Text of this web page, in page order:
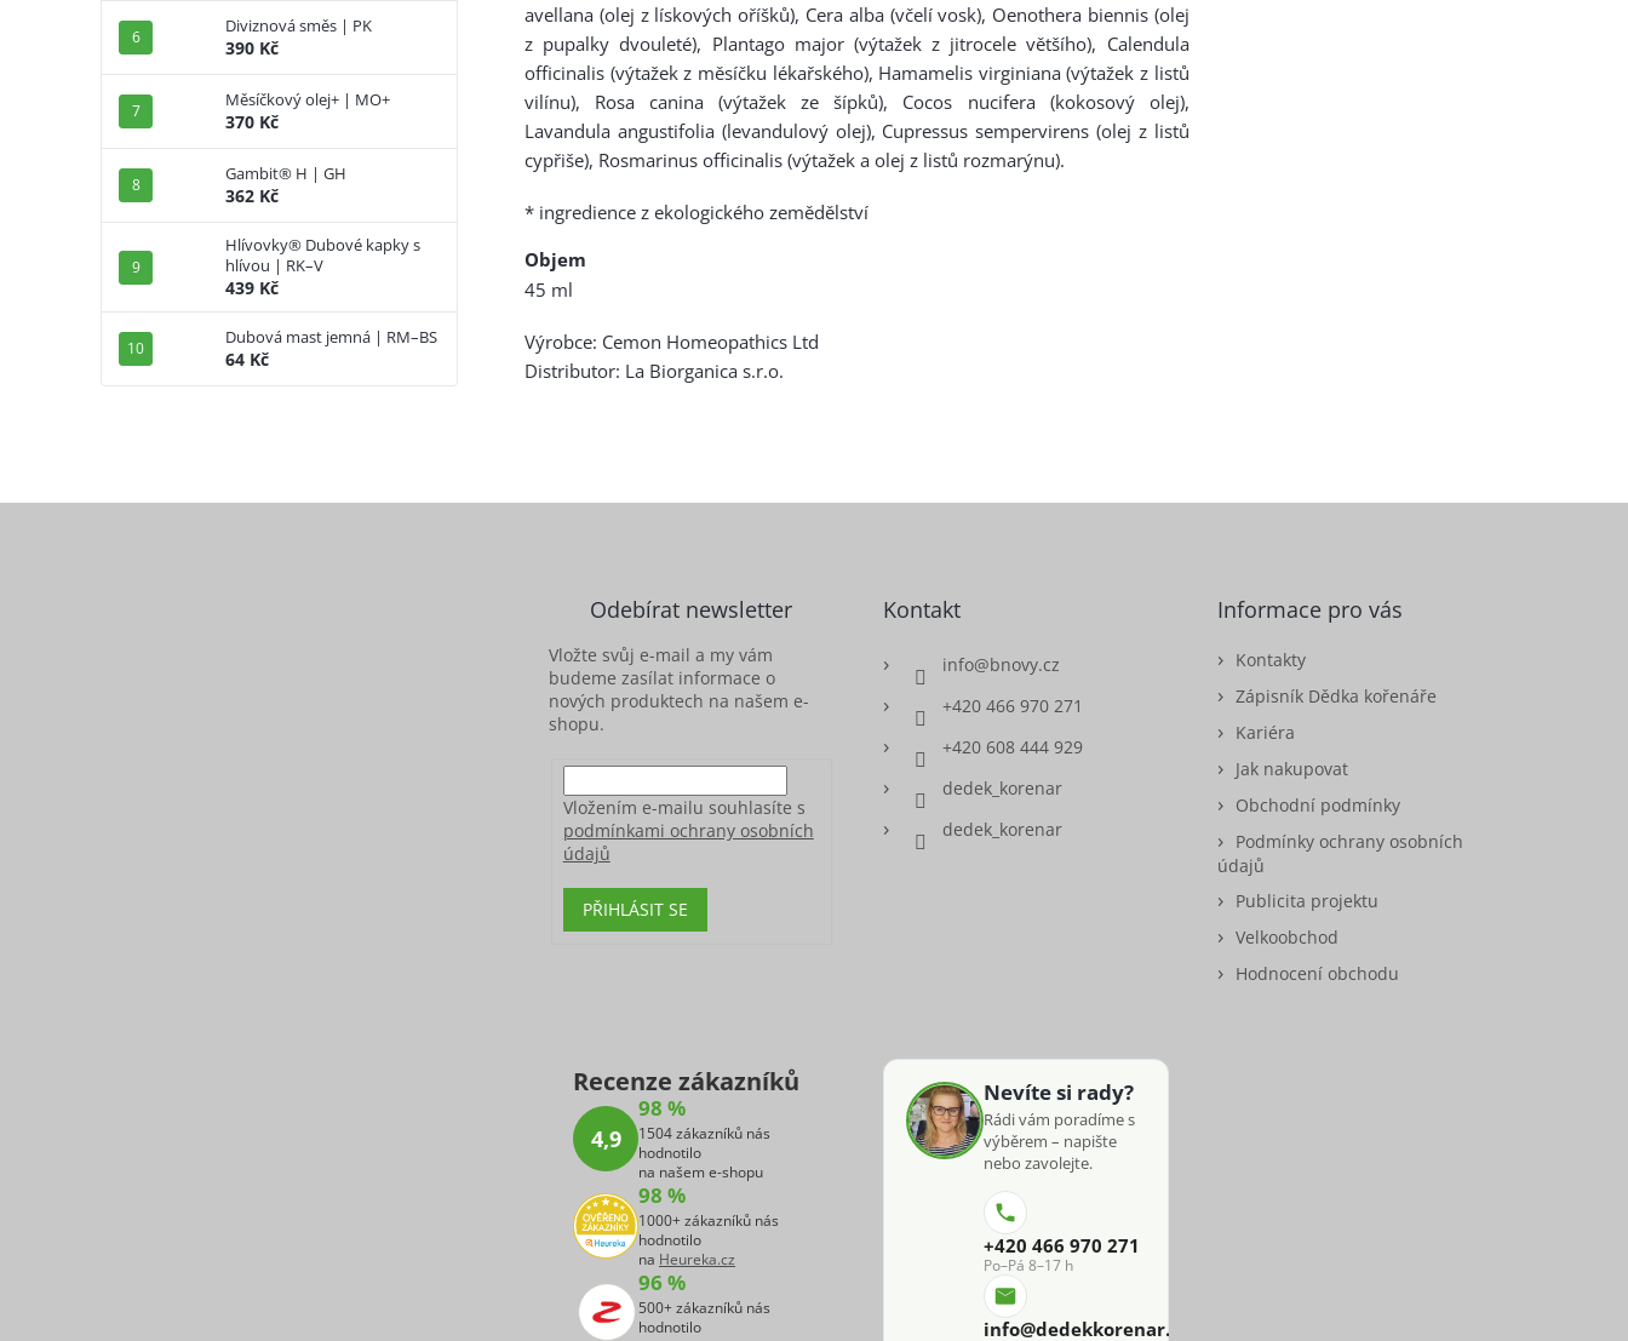
Diviznová směs | PK
390 Kč
Měsíčkový olej+ | MO+
370 Kč
Gambit® H | GH
362 Kč
Hlívovky® Dubové kapky s
hlívou | RK–V
439 Kč
Dubová mast jemná | RM–BS
64 Kč
avellana (olej z lískových oříšků), Cera alba (včelí vosk), Oenothera biennis (olej
z pupalky dvouleté), Plantago major (výtažek z jitrocele většího), Calendula
officinalis (výtažek z měsíčku lékařského), Hamamelis virginiana (výtažek z listů
vilínu), Rosa canina (výtažek ze šípků), Cocos nucifera (kokosový olej),
Lavandula angustifolia (levandulový olej), Cupressus sempervirens (olej z listů
cypřiše), Rosmarinus officinalis (výtažek a olej z listů rozmarýnu).
* ingredience z ekologického zemědělství
Objem
45 ml
Výrobce: Cemon Homeopathics Ltd
Distributor: La Biorganica s.r.o.
Z
Odebírat newsletter
Vložte svůj e-mail a my vám
budeme zasílat informace o
nových produktech na našem e-
shopu.
Vložením e-mailu souhlasíte s
podmínkami ochrany osobních
údajů
PŘIHLÁSIT SE
Kontakt
info@bnovy.cz
+420 466 970 271
+420 608 444 929
dedek_korenar
dedek_korenar
Informace pro vás
Kontakty
Zápisník Dědka kořenáře
Kariéra
Jak nakupovat
Obchodní podmínky
Podmínky ochrany osobních
údajů
Publicita projektu
Velkoobchod
Hodnocení obchodu
Recenze zákazníků
4,9
98 %
1504 zákazníků nás
hodnotilo
na našem e-shopu
98 %
1000+ zákazníků nás
hodnotilo
na Heureka.cz
96 %
500+ zákazníků nás
hodnotilo
Nevíte si rady?
Rádi vám poradíme s
výběrem – napište
nebo zavolejte.
+420 466 970 271
Po–Pá 8–17 h
info@dedekkorenar.cz